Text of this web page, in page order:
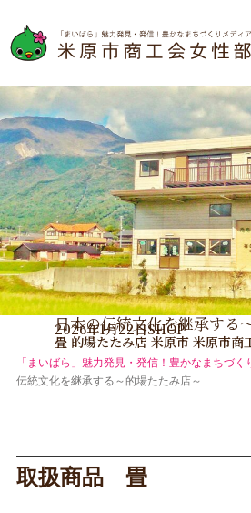
日本の伝統文化を継承する
2026年1月22日SHOP
畳 的場たたみ店 米原市 米原市商
「まいばら」魅力発見・発信！豊かなまちづく
伝統文化を継承する～的場たたみ店～
取扱商品 畳